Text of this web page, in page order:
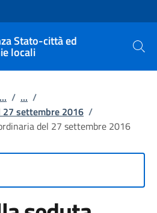
Stato-città ed
locali Cerca
... / ... /
settembre 2016 /
del 27 settembre 2016